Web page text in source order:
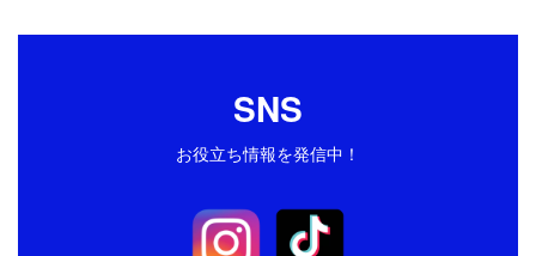
SNS
お役立ち情報を発信中！